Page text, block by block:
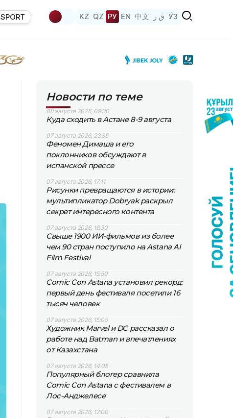
SPORT KZ QZ РУ EN 中文 ق ز ЎЗ
Новости по теме
08 августа 2026, 09:30
Куда сходить в Астане 8-9 августа
07 августа 2026, 23:36
Феномен Димаша и его
поклонников обсуждают в
испанской прессе
07 августа 2026, 17:11
Рисунки превращаются в истории:
мультипликатор Dobryak раскрыл
секрет интересного контента
07 августа 2026, 16:30
Свыше 1900 ИИ-фильмов из более
чем 90 стран поступило на Astana AI
Film Festival
07 августа 2026, 15:50
Comic Con Astana установил рекорд:
первый день фестиваля посетили 16
тысяч человек
07 августа 2026, 15:05
Художник Marvel и DC рассказал о
работе над Batman и впечатлениях
от Казахстана
07 августа 2026, 14:05
Популярный блогер сравнила
Comic Con Astana с фестивалем в
Лос-Анджелесе
07 августа 2026, 12:00